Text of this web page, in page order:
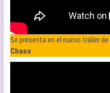
Se presenta en el nuevo tráiler de
Chaos